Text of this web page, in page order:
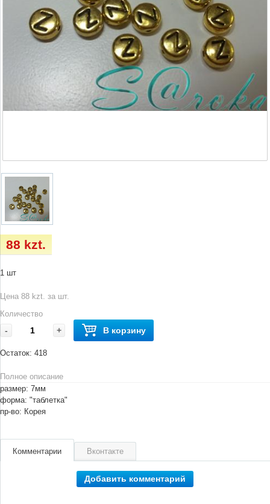
88 kzt.
1 шт
Цена 88 kzt. за шт.
Количество
- + В корзину
Остаток: 418
Полное описание
размер: 7мм
форма: "таблетка"
пр-во: Корея
Комментарии Вконтакте
Добавить комментарий